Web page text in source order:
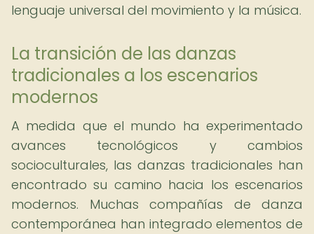
lenguaje universal del movimiento y la música.
La transición de las danzas
tradicionales a los escenarios
modernos
A medida que el mundo ha experimentado
avances tecnológicos y cambios
socioculturales, las danzas tradicionales han
encontrado su camino hacia los escenarios
modernos. Muchas compañías de danza
contemporánea han integrado elementos de